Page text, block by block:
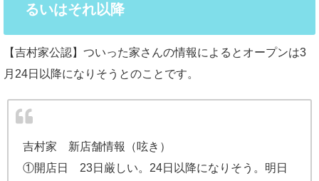
るいはそれ以降
【吉村家公認】ついった家さんの情報によるとオープンは3
月24日以降になりそうとのことです。
吉村家 新店舗情報（呟き）
①開店日 23日厳しい。24日以降になりそう。明日